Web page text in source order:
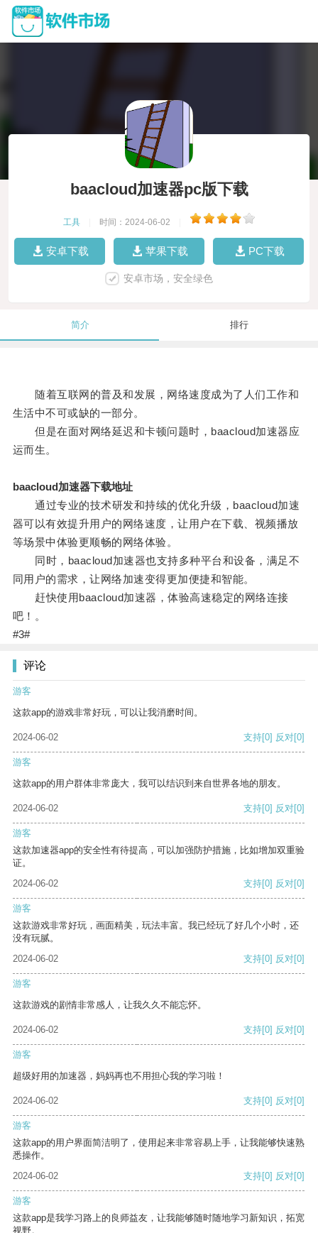
baacloud加速器pc版下载
工具 时间：2024-06-02
安卓下载 苹果下载 PC下载
安卓市场，安全绿色
简介 排行
随着互联网的普及和发展，网络速度成为了人们工作和
生活中不可或缺的一部分。
但是在面对网络延迟和卡顿问题时，baacloud加速器应
运而生。
baacloud加速器下载地址
通过专业的技术研发和持续的优化升级，baacloud加速
器可以有效提升用户的网络速度，让用户在下载、视频播放
等场景中体验更顺畅的网络体验。
同时，baacloud加速器也支持多种平台和设备，满足不
同用户的需求，让网络加速变得更加便捷和智能。
赶快使用baacloud加速器，体验高速稳定的网络连接
吧！。
#3#
评论
游客
这款app的游戏非常好玩，可以让我消磨时间。
2024-06-02 支持[0] 反对[0]
游客
这款app的用户群体非常庞大，我可以结识到来自世界各地的朋友。
2024-06-02 支持[0] 反对[0]
游客
这款加速器app的安全性有待提高，可以加强防护措施，比如增加双重验
证。
2024-06-02
支持[0] 反对[0]
游客
这款游戏非常好玩，画面精美，玩法丰富。我已经玩了好几个小时，还
没有玩腻。
2024-06-02
支持[0] 反对[0]
游客
这款游戏的剧情非常感人，让我久久不能忘怀。
2024-06-02 支持[0] 反对[0]
游客
超级好用的加速器，妈妈再也不用担心我的学习啦！
2024-06-02 支持[0] 反对[0]
游客
这款app的用户界面简洁明了，使用起来非常容易上手，让我能够快速熟
悉操作。
2024-06-02
支持[0] 反对[0]
游客
这款app是我学习路上的良师益友，让我能够随时随地学习新知识，拓宽
视野。